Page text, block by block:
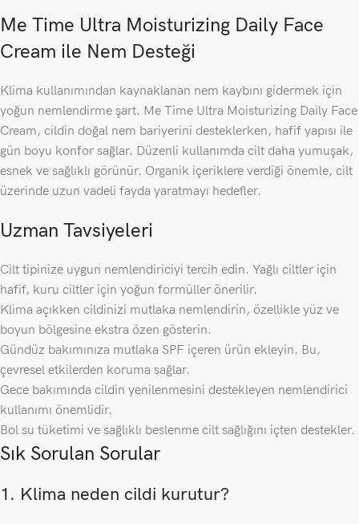
Me Time Ultra Moisturizing Daily Face
Cream ile Nem Desteği
Klima kullanımından kaynaklanan nem kaybını gidermek için
yoğun nemlendirme şart. Me Time Ultra Moisturizing Daily Face
Cream, cildin doğal nem bariyerini desteklerken, hafif yapısı ile
gün boyu konfor sağlar. Düzenli kullanımda cilt daha yumuşak,
esnek ve sağlıklı görünür. Organik içeriklere verdiği önemle, cilt
üzerinde uzun vadeli fayda yaratmayı hedefler.
Uzman Tavsiyeleri
Cilt tipinize uygun nemlendiriciyi tercih edin. Yağlı ciltler için
hafif, kuru ciltler için yoğun formüller önerilir.
Klima açıkken cildinizi mutlaka nemlendirin, özellikle yüz ve
boyun bölgesine ekstra özen gösterin.
Gündüz bakımınıza mutlaka SPF içeren ürün ekleyin. Bu,
çevresel etkilerden koruma sağlar.
Gece bakımında cildin yenilenmesini destekleyen nemlendirici
kullanımı önemlidir.
Bol su tüketimi ve sağlıklı beslenme cilt sağlığını içten destekler.
Sık Sorulan Sorular
1. Klima neden cildi kurutur?